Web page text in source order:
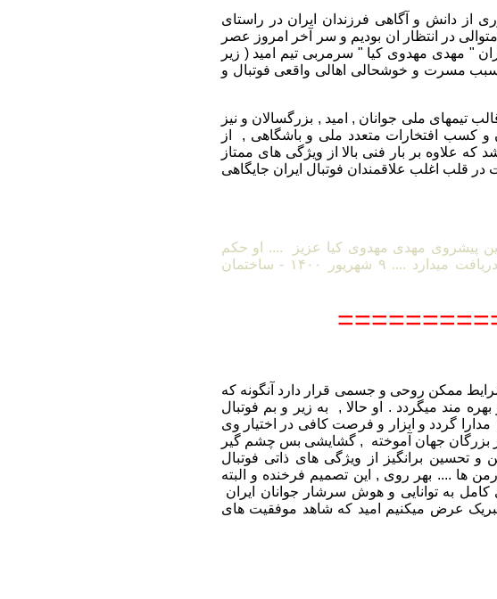
از دانش و آگاهی فرزندان ایران در راستای
در انتظار ان بودیم و سر آخر امروز عصر
ایران " مهدی مهدوی کیا " سرمربی تیم امید ( زیر
سبب مسرت و خوشحالی اهالی واقعی فوتبال و
موفق در قالب تیمهای ملی جوانان , امید , بزرگسالان و نیز
و کسب افتخارات متعدد ملی و باشگاهی , از
علاوه بر بار فنی بالا از ویژگی های ممتاز
در قلب اغلب علاقمندان فوتبال ایران جایگاهی
پیشروی مهدی مهدوی کیا عزیز .... او حکم
سرمربیگری تیم امید را از سرپرست فدراسیون دریافت میدارد .... ۹ شهریور ۱۴۰۰ - ساختمان
در بهترین شرایط ممکن روحی و جسمی قرار دارد آنگونه که
بهره مند میگردد . او حالا , به زیر و بم فوتبال
مدارا گردد و ابزار و فرصت کافی در اختیار وی
بزرگان جهان آموخته , گشایشی بس چشم گیر
و تحسین برانگیز از ویژگی های ذاتی فوتبال
ها .... بهر روی , این تصمیم فرخنده و البته
کامل به توانایی و هوش سرشار جوانان ایران
عرض میکنیم امید که شاهد موفقیت های